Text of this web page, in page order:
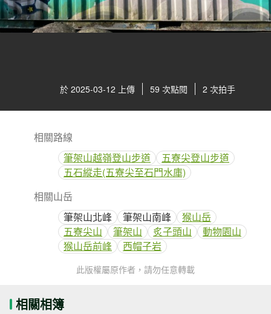
於 2025-03-12 上傳 59 次點閱 2 次拍手
相關路線
筆架山越嶺登山步道
五寮尖登山步道
五石縱走(五寮尖至石門水庫)
相關山岳
筆架山北峰
筆架山南峰
猴山岳
五寮尖山
筆架山 炙子頭山
動物園山
猴山岳前峰
西帽子岩
此版權屬原作者，請勿任意轉載
相關相簿